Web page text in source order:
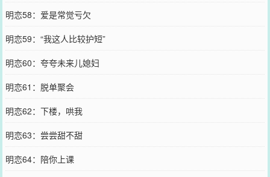
明恋58：爱是常觉亏欠
明恋59：“我这人比较护短”
明恋60：夸夸未来儿媳妇
明恋61：脱单聚会
明恋62：下楼，哄我
明恋63：尝尝甜不甜
明恋64：陪你上课